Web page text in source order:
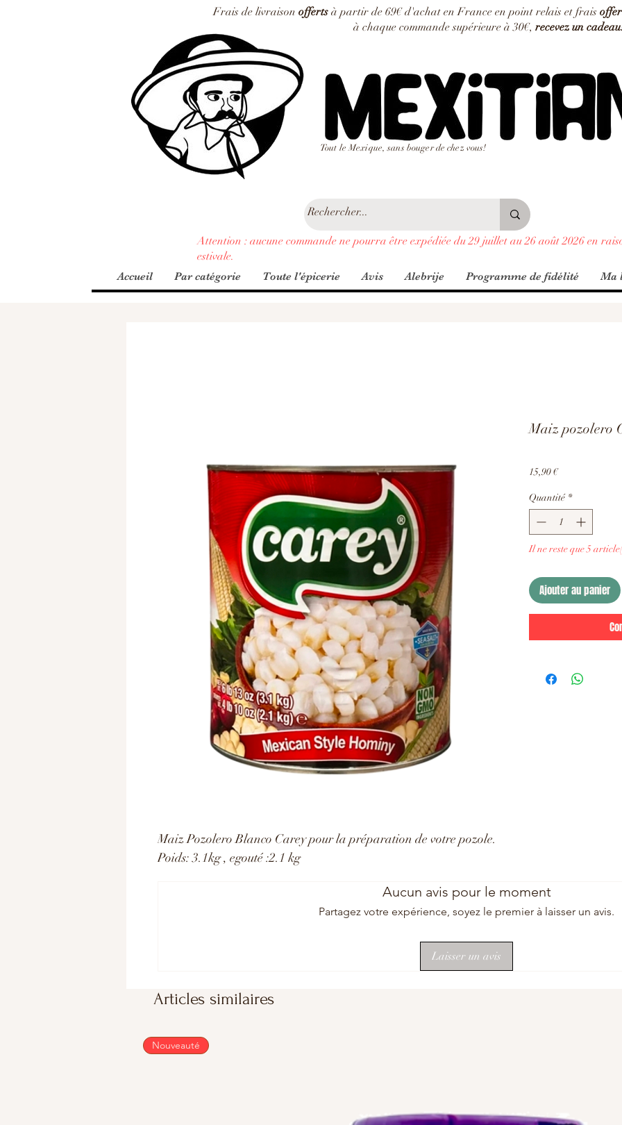
Tout le Mexique, sans bouger de chez vous!
Frais de livraison offerts à partir de 69€ d'achat en France en point relais et frais
à chaque commande supérieure à 30€, recevez un
Attention : aucune commande ne pourra être expédiée du 29 juillet au 26 août 2026 en
estivale.
Accueil Par catégorie Toute l'épicerie Avis Alebrije Programme de fidélité Ma
Maiz Pozolero Blanco Carey pour la préparation de votre pozole.
Poids: 3.1kg , egouté :2.1 kg
Maiz pozolero
15,90 €Prix
Quantité *
Il ne reste que 5
Ajouter au panier
Aucun avis pour le moment
Partagez votre expérience, soyez le premier à laisser un avis.
Laisser un avis
Articles similaires
Nouveauté